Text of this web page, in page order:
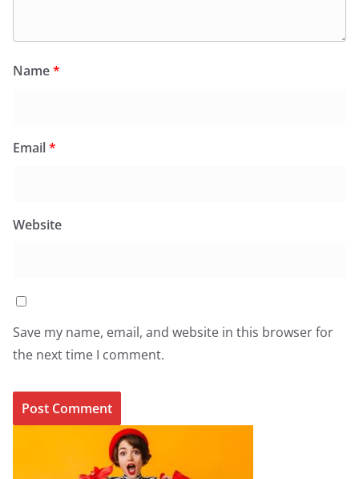
Name*
Email*
Website
Save my name, email, and website in this browser for
the next time I comment.